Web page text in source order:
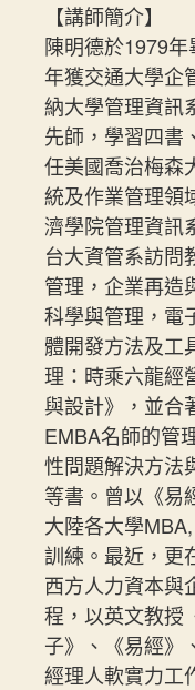
【講師簡介】
陳明德於1979
年獲交通大學企
納大學管理資訊
先師，學習四書
任美國喬治梅森
統及作業管理領
濟學院管理資訊
台大資管系訪問
管理，企業再造
科學與管理，電
體開發方法及工
理：時乘六龍經
與設計》，並合
EMBA名師的管
性問題解決方法
等書。曾以《易
大陸各大學
訓練。最近，更
西方人力資本與
程，以英文教授
子》、《易經》
經理人軟實力工